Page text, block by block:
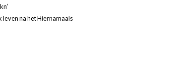
leven na het Hiernamaals